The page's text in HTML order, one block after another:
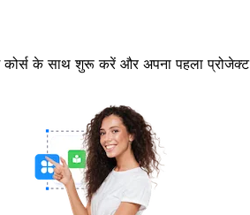
के साथ शुरू करें और अपना पहला प्रोजेक्ट